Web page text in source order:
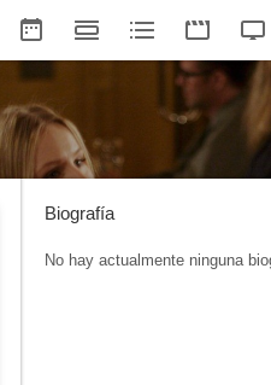
Biografía
No hay actualmente ninguna